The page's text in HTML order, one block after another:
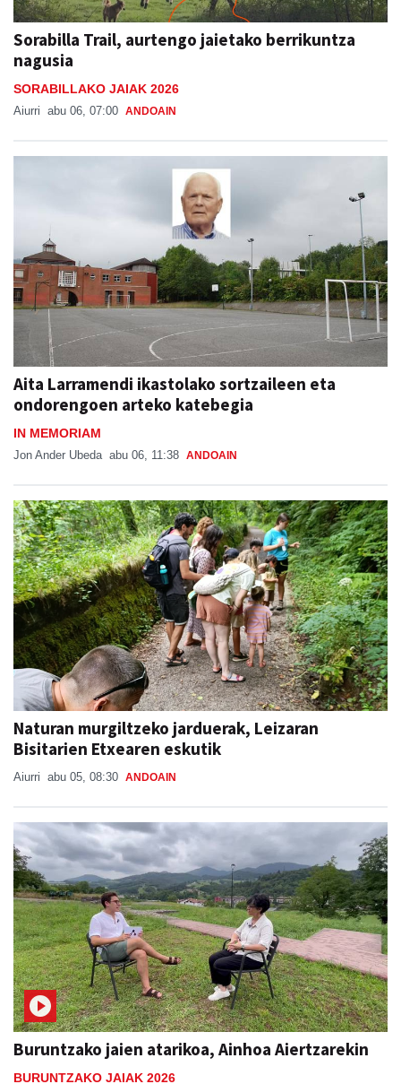
nagusia
SORABILLAKO JAIAK 2026
Aiurri
Aita Larramendi ikastolako sortzaileen eta
ondorengoen arteko katebegia
IN MEMORIAM
Jon Ander Ubeda ANDOAIN
Naturan murgiltzeko jarduerak, Leizaran
Bisitarien Etxearen eskutik
Aiurri abu 05, 08:30 ANDOAIN
Buruntzako jaien atarikoa, Ainhoa Aiertzarekin
BURUNTZAKO JAIAK 2026
abu 04